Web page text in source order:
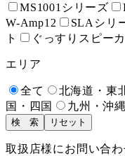
MS1001シリーズ
W-Amp12
SLAシリ
ト
ぐっすりスピー
エリア
全て 北海道・東
国・四国
九州・沖縄
検 索 リセット
取扱店様にお問い合